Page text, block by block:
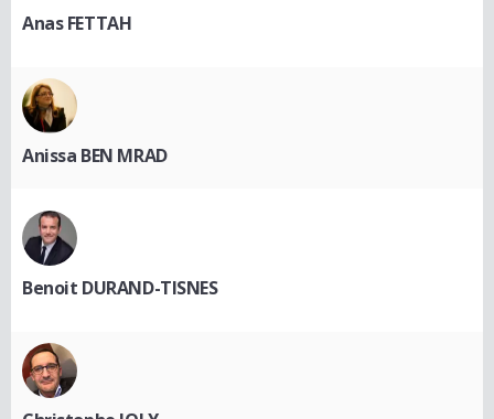
Anas FETTAH
Anissa BEN MRAD
Benoit DURAND-TISNES